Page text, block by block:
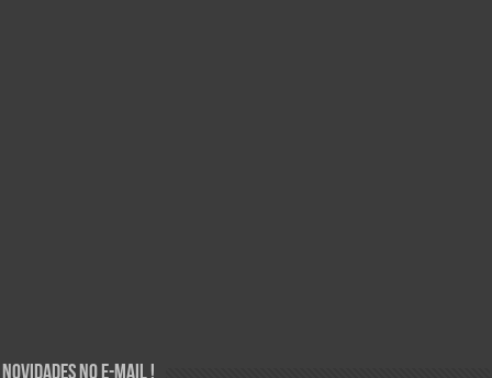
Novidades no E-mail !